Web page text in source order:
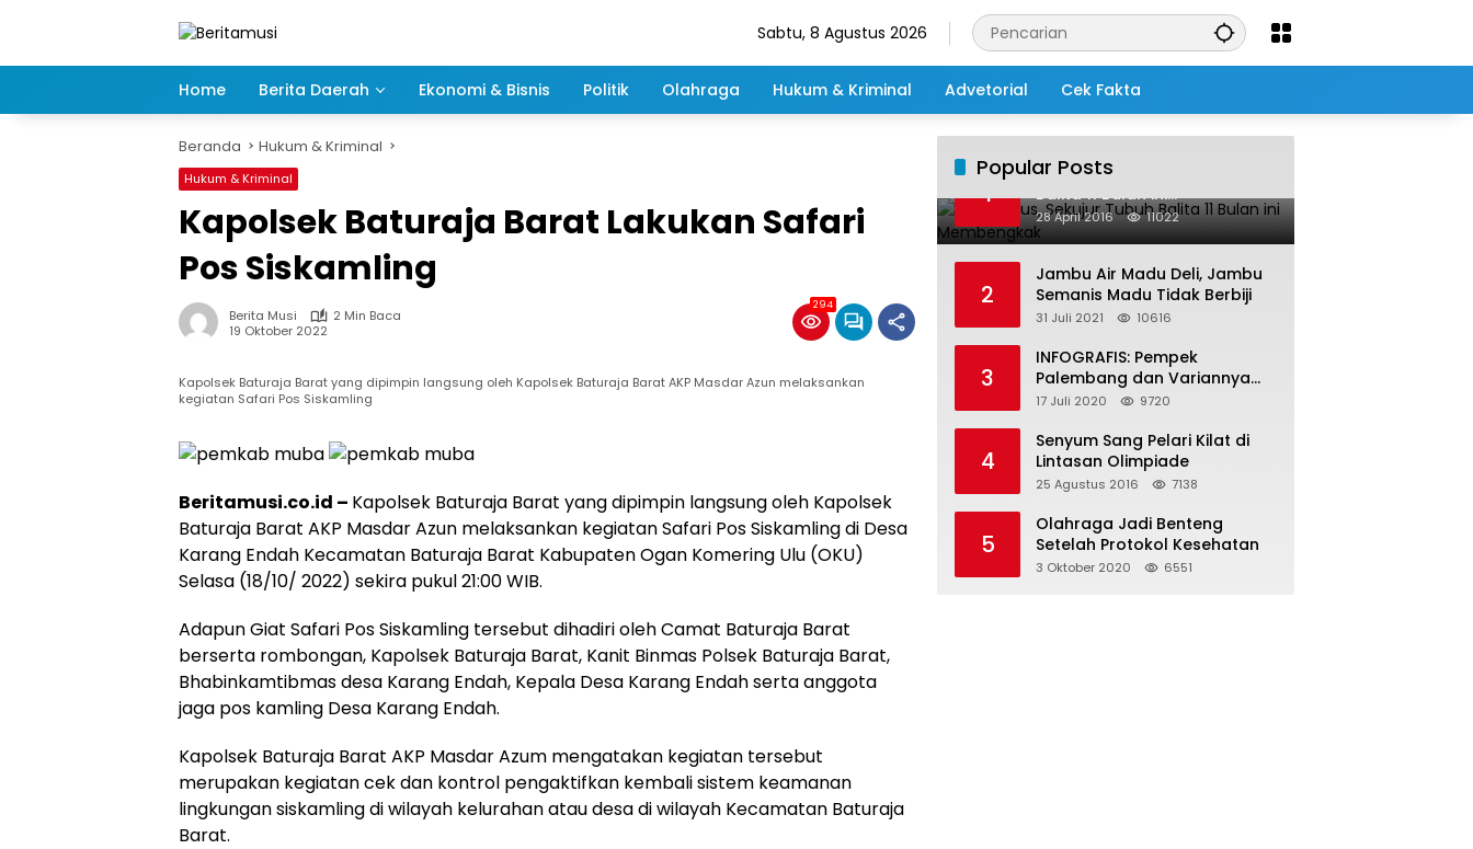
Sabtu, 8 Agustus 2026
Home Berita Daerah Ekonomi & Bisnis Politik Olahraga Hukum & Kriminal Advetorial Cek Fakta
Beranda Hukum & Kriminal
Hukum & Kriminal
Kapolsek Baturaja Barat Lakukan Safari
Pos Siskamling
Berita Musi
2 Min Baca
19 Oktober 2022
294
Kapolsek Baturaja Barat yang dipimpin langsung oleh Kapolsek Baturaja Barat AKP Masdar Azun melaksankan
kegiatan Safari Pos Siskamling
Beritamusi.co.id – Kapolsek Baturaja Barat yang dipimpin langsung oleh Kapolsek
Baturaja Barat AKP Masdar Azun melaksankan kegiatan Safari Pos Siskamling di Desa
Karang Endah Kecamatan Baturaja Barat Kabupaten Ogan Komering Ulu (OKU)
Selasa (18/10/ 2022) sekira pukul 21:00 WIB.
Adapun Giat Safari Pos Siskamling tersebut dihadiri oleh Camat Baturaja Barat
berserta rombongan, Kapolsek Baturaja Barat, Kanit Binmas Polsek Baturaja Barat,
Bhabinkamtibmas desa Karang Endah, Kepala Desa Karang Endah serta anggota
jaga pos kamling Desa Karang Endah.
Kapolsek Baturaja Barat AKP Masdar Azum mengatakan kegiatan tersebut
merupakan kegiatan cek dan kontrol pengaktifkan kembali sistem keamanan
lingkungan siskamling di wilayah kelurahan atau desa di wilayah Kecamatan Baturaja
Barat.
Popular Posts
1
Salah Infus, Sekujur Tubuh
Balita 11 Bulan ini
Membengkak
28 April 2016 11022
2
Jambu Air Madu Deli, Jambu
Semanis Madu Tidak Berbiji
31 Juli 2021 10616
3
INFOGRAFIS: Pempek
Palembang dan Variannya
yang Melegenda
17 Juli 2020 9720
4
Senyum Sang Pelari Kilat di
Lintasan Olimpiade
25 Agustus 2016 7138
5
Olahraga Jadi Benteng
Setelah Protokol Kesehatan
3 Oktober 2020 6551